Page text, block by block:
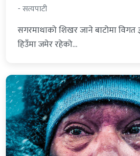
- सत्यपाटी
सगरमाथाको शिखर जाने बाटोमा विगत
हिउँमा जमेर रहेको…